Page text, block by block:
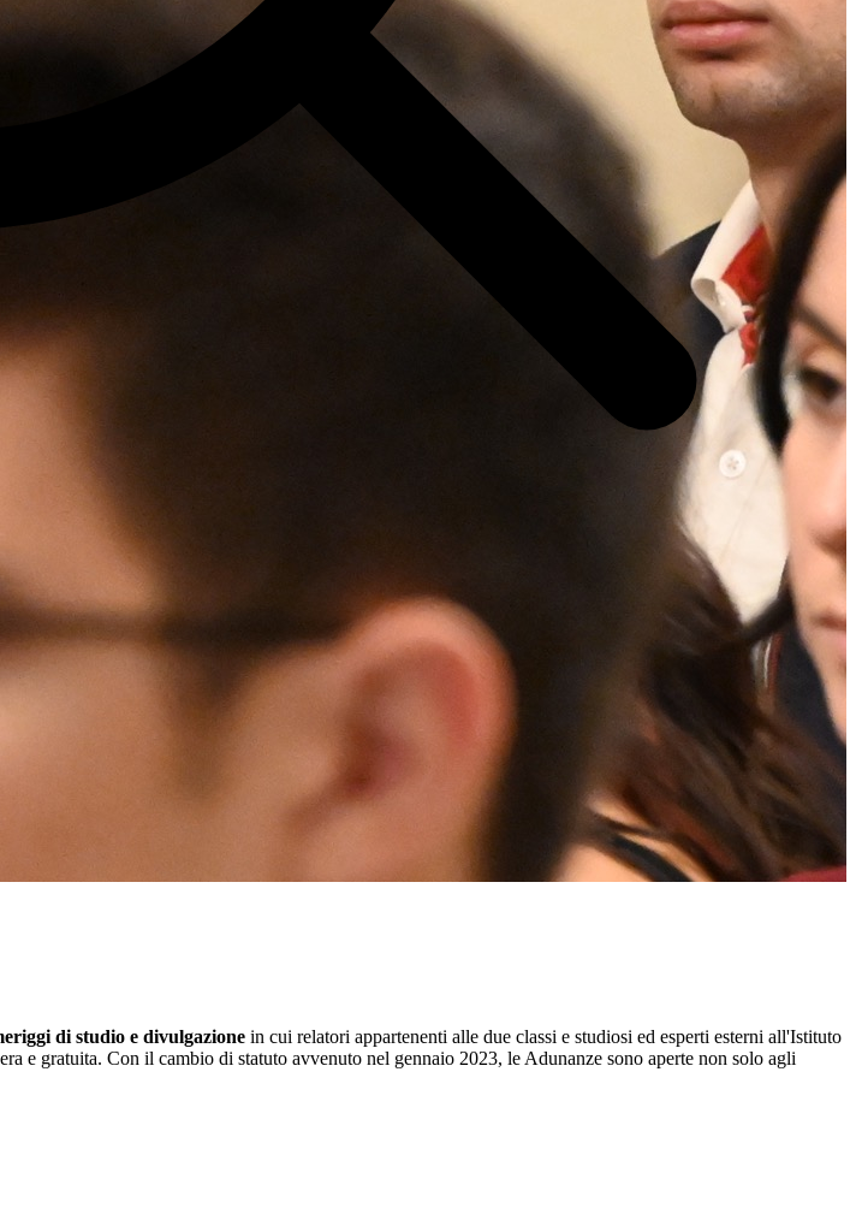
di studio e divulgazione in cui relatori appartenenti alle due classi e studiosi ed esperti esterni all'Istituto
e gratuita. Con il cambio di statuto avvenuto nel gennaio 2023, le Adunanze sono aperte non solo agli